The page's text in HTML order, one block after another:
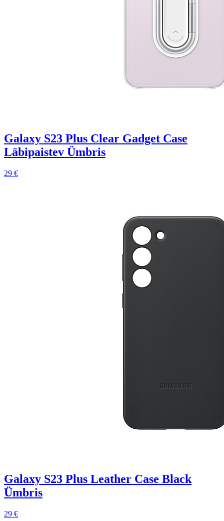
Galaxy S23 Plus Clear Gadget Case
Läbipaistev Ümbris
29 €
Galaxy S23 Plus Leather Case Black
Ümbris
29 €